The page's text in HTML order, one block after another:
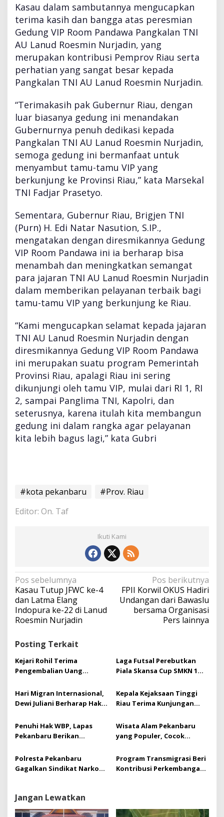
Kasau dalam sambutannya mengucapkan
terima kasih dan bangga atas peresmian
Gedung VIP Room Pandawa Pangkalan TNI
AU Lanud Roesmin Nurjadin, yang
merupakan kontribusi Pemprov Riau serta
perhatian yang sangat besar kepada
Pangkalan TNI AU Lanud Roesmin Nurjadin.
“Terimakasih pak Gubernur Riau, dengan
luar biasanya gedung ini menandakan
Gubernurnya penuh dedikasi kepada
Pangkalan TNI AU Lanud Roesmin Nurjadin,
semoga gedung ini bermanfaat untuk
menyambut tamu-tamu VIP yang
berkunjung ke Provinsi Riau,” kata Marsekal
TNI Fadjar Prasetyo.
Sementara, Gubernur Riau, Brigjen TNI
(Purn) H. Edi Natar Nasution, S.IP.,
mengatakan dengan diresmikannya Gedung
VIP Room Pandawa ini ia berharap bisa
menambah dan meningkatkan semangat
para jajaran TNI AU Lanud Roesmin Nurjadin
dalam memberikan pelayanan terbaik bagi
tamu-tamu VIP yang berkunjung ke Riau.
“Kami mengucapkan selamat kepada jajaran
TNI AU Lanud Roesmin Nurjadin dengan
diresmikannya Gedung VIP Room Pandawa
ini merupakan suatu program Pemerintah
Provinsi Riau, apalagi Riau ini sering
dikunjungi oleh tamu VIP, mulai dari RI 1, RI
2, sampai Panglima TNI, Kapolri, dan
seterusnya, karena itulah kita membangun
gedung ini dalam rangka agar pelayanan
kita lebih bagus lagi,” kata Gubri
#kota pekanbaru
#Prov. Riau
Editor: On. Taf
Ikuti Kami
N
a
v
i
g
a
i
p
o
s
Pos sebelumnya
Kasau Tutup JFWC ke-4
dan Latma Elang
Indopura ke-22 di Lanud
Roesmin Nurjadin
Pos berikutnya
FPII Korwil OKUS Hadiri
Undangan dari Bawaslu
bersama Organisasi
Pers lainnya
Posting Terkait
Kejari Rohil Terima
Pengembalian Uang
Kasus Korupsi ADK
Laga Futsal Perebutkan
Piala Skansa Cup SMKN 1
Turnamen futsal Se Riau
Hari Migran Internasional,
Dewi Juliani Berharap Hak
Dilindungi dan Dihormati
Kepala Kejaksaan Tinggi
Riau Terima Kunjungan
Silaturrahmi Pimpinan PT.
Bumi Siak Pusako (BSP)
Penuhi Hak WBP, Lapas
Pekanbaru Berikan
Kepada 12 Orang WBP
Wisata Alam Pekanbaru
yang Populer, Cocok
Akhir Tahun
Polresta Pekanbaru
Gagalkan Sindikat Narkoba
Program Transmigrasi Beri
Kontribusi Perkembangan
Jangan Lewatkan